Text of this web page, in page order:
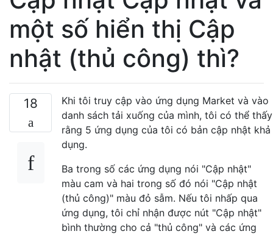
một số hiển thị Cập
nhật (thủ công) thì?
18
Khi tôi truy cập vào ứng dụng Market và vào
danh sách tải xuống của mình, tôi có thể thấy
rằng 5 ứng dụng của tôi có bản cập nhật khả
dụng.
Ba trong số các ứng dụng nói "Cập nhật"
màu cam và hai trong số đó nói "Cập nhật
(thủ công)" màu đỏ sẫm. Nếu tôi nhấp qua
ứng dụng, tôi chỉ nhận được nút "Cập nhật"
bình thường cho cả "thủ công" và các ứng